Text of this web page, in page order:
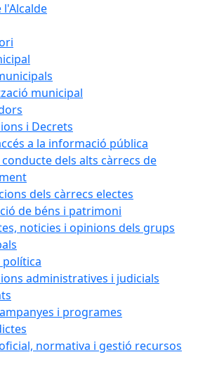
l'Alcalde
municipal
i Decrets
a la informació pública
conducte dels alts càrrecs de
dels càrrecs electes
de béns i patrimoni
noticies i opinions dels grups
política
administratives i judicials
i programes
normativa i gestió recursos